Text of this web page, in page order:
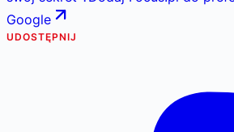
Google
UDOSTĘPNIJ